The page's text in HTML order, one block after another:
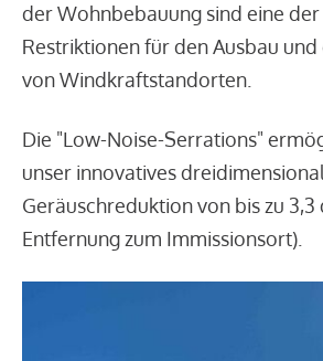
der Wohnbebauung sind eine
Restriktionen für den Ausbau
von Windkraftstandorten.
Die "Low-Noise-Serrations"
unser innovatives
Geräuschreduktion von bis zu 3,3
Entfernung zum Immissionsort).